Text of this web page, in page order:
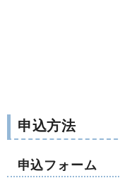
申込方法
申込フォーム